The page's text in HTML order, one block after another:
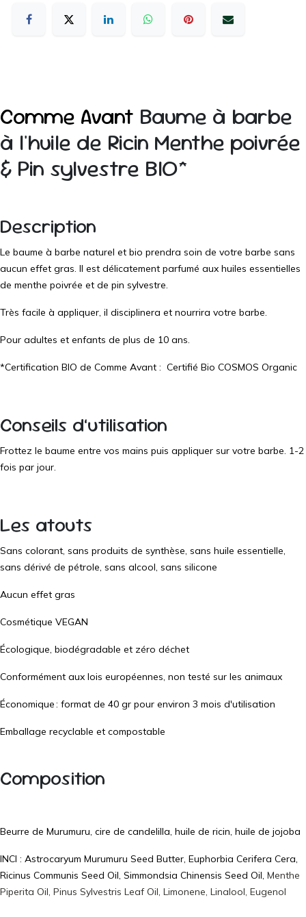
Comme Avant Baume à barbe
à l'huile de Ricin Menthe poivrée
& Pin sylvestre BIO*
Description
Le baume à barbe naturel et bio prendra soin de votre barbe sans
aucun effet gras. Il est délicatement parfumé aux huiles essentielles
de menthe poivrée et de pin sylvestre.
Très facile à appliquer, il disciplinera et nourrira votre barbe.
Pour adultes et enfants de plus de 10 ans.
*Certification BIO de Comme Avant : Certifié Bio COSMOS Organic
Conseils d’utilisation
Frottez le baume entre vos mains puis appliquer sur votre barbe. 1-2
fois par jour.
Les atouts
Sans colorant, sans produits de synthèse, sans huile essentielle,
sans dérivé de pétrole, sans alcool, sans silicone
Aucun effet gras
Cosmétique VEGAN
Écologique, biodégradable et zéro déchet
Conformément aux lois européennes, non testé sur les animaux
Économique : format de 40 gr pour environ 3 mois d'utilisation
Emballage recyclable et compostable
Composition
Beurre de Murumuru, cire de candelilla, huile de ricin, huile de jojoba
INCI : Astrocaryum Murumuru Seed Butter, Euphorbia Cerifera Cera,
Ricinus Communis Seed Oil, Simmondsia Chinensis Seed Oil, Menthe
Piperita Oil, Pinus Sylvestris Leaf Oil, Limonene, Linalool, Eugenol